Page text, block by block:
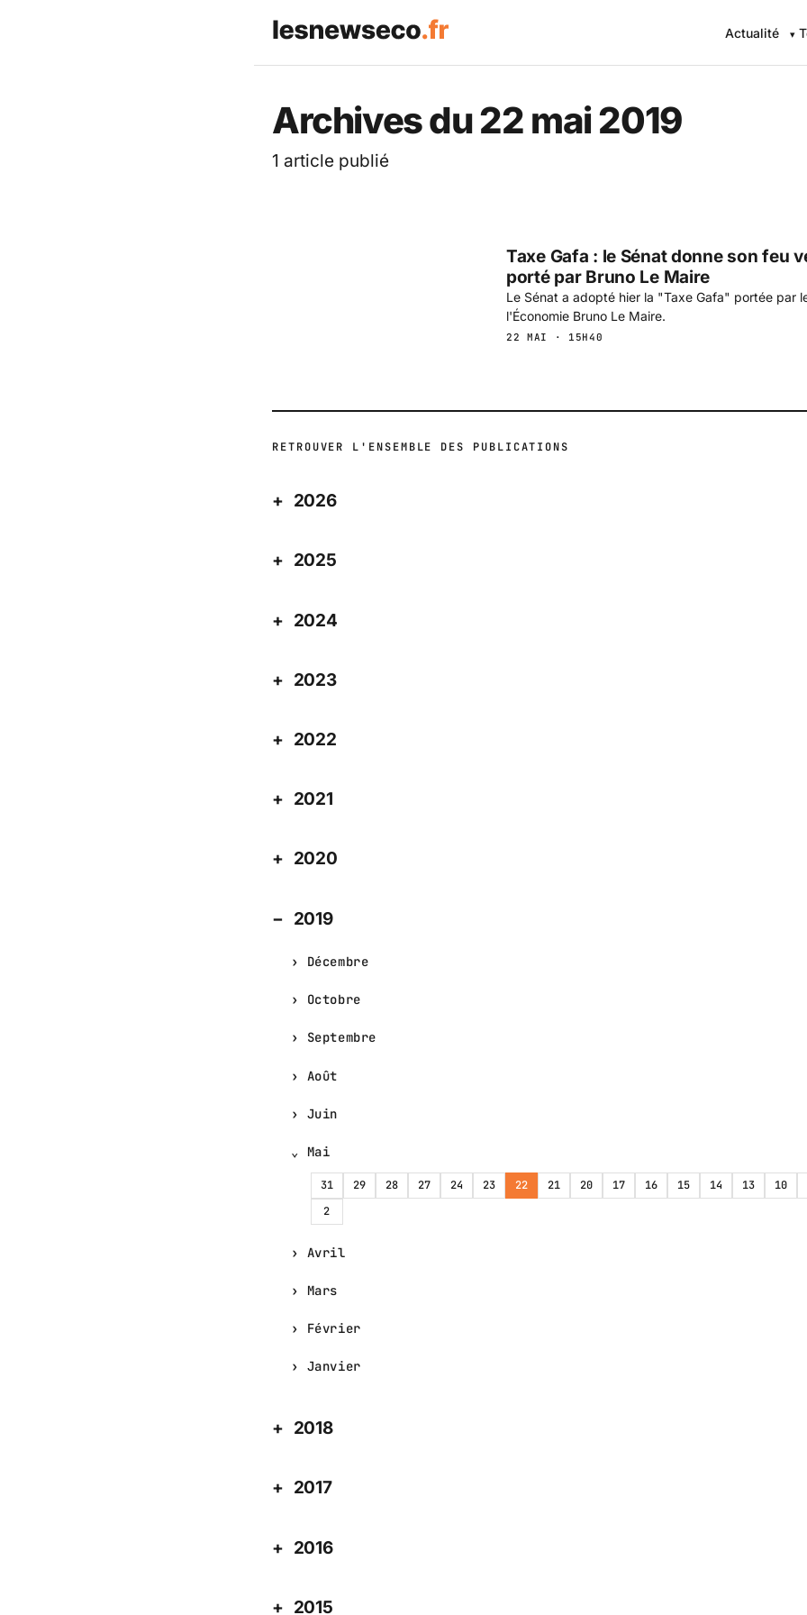
Actualité
Archives du 22 mai 2019
1 article publié
Taxe Gafa : le Sénat donne son feu
porté par Bruno Le Maire
Le Sénat a adopté hier la "Taxe Gafa" portée par
l'Économie Bruno Le Maire.
22 MAI · 15H40
RETROUVER L'ENSEMBLE DES PUBLICATIONS
2026
2025
2024
2023
2022
2021
2020
2019
Décembre
Octobre
Septembre
Août
Juin
Mai
31 29 28 27 24 23 22 21 20 17 16 15 14 13 10
2
Avril
Mars
Février
Janvier
2018
2017
2016
2015